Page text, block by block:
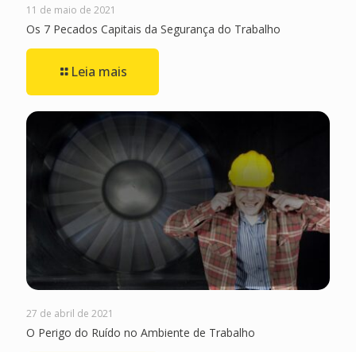
11 de maio de 2021
Os 7 Pecados Capitais da Segurança do Trabalho
Leia mais
27 de abril de 2021
O Perigo do Ruído no Ambiente de Trabalho